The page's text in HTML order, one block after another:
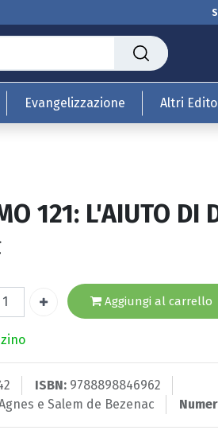
Evangelizzazione Altri
121: L'AIUTO DI
Aggiungi al carrello
ISBN: 9788898846962
e Salem de Bezenac